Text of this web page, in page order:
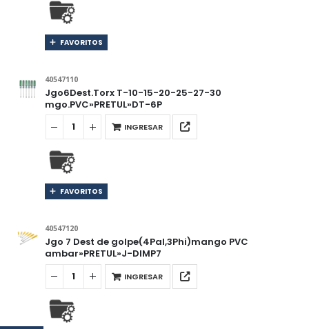
FAVORITOS
40547110
Jgo6Dest.Torx T-10-15-20-25-27-30
mgo.PVC»PRETUL»DT-6P
INGRESAR
FAVORITOS
40547120
Jgo 7 Dest de golpe(4Pal,3Phi)mango PVC
ambar»PRETUL»J-DIMP7
INGRESAR